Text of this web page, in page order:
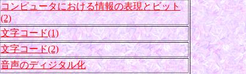
コンピュータにおける情報の表現とビット
(2)
文字コード(1)
文字コード(2)
音声のディジタル化